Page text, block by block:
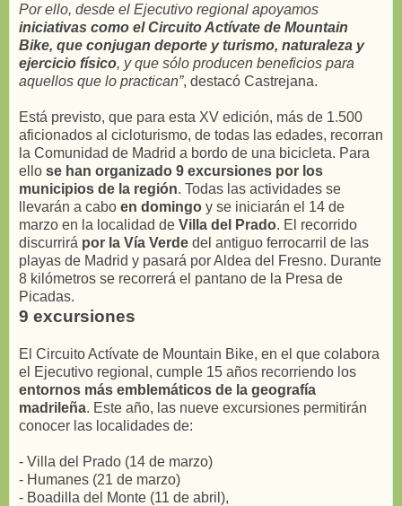
Por ello, desde el Ejecutivo regional apoyamos
iniciativas como el Circuito Actívate de Mountain
Bike, que conjugan deporte y turismo, naturaleza y
ejercicio físico, y que sólo producen beneficios para
aquellos que lo practican”, destacó Castrejana.
Está previsto, que para esta XV edición, más de 1.500
aficionados al cicloturismo, de todas las edades, recorran
la Comunidad de Madrid a bordo de una bicicleta. Para
ello se han organizado 9 excursiones por los
municipios de la región. Todas las actividades se
llevarán a cabo en domingo y se iniciarán el 14 de
marzo en la localidad de Villa del Prado. El recorrido
discurrirá por la Vía Verde del antiguo ferrocarril de las
playas de Madrid y pasará por Aldea del Fresno. Durante
8 kilómetros se recorrerá el pantano de la Presa de
Picadas.
9 excursiones
El Circuito Actívate de Mountain Bike, en el que colabora
el Ejecutivo regional, cumple 15 años recorriendo los
entornos más emblemáticos de la geografía
madrileña. Este año, las nueve excursiones permitirán
conocer las localidades de:
- Villa del Prado (14 de marzo)
- Humanes (21 de marzo)
- Boadilla del Monte (11 de abril),